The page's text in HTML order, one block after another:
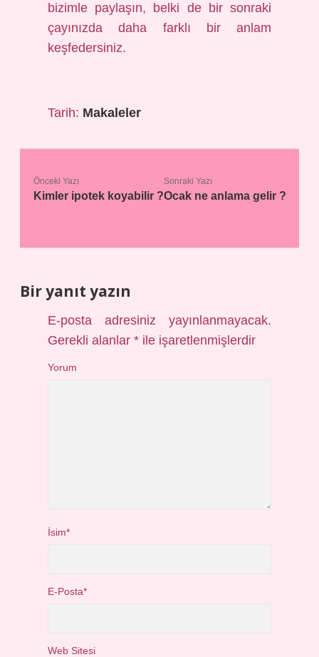
bizimle paylaşın, belki de bir sonraki
çayınızda daha farklı bir anlam
keşfedersiniz.
Tarih: Makaleler
Önceki Yazı
Kimler ipotek koyabilir ?
Sonraki Yazı
Ocak ne anlama gelir ?
Bir yanıt yazın
E-posta adresiniz yayınlanmayacak.
Gerekli alanlar* ile işaretlenmişlerdir
Yorum
İsim*
E-Posta*
Web Sitesi